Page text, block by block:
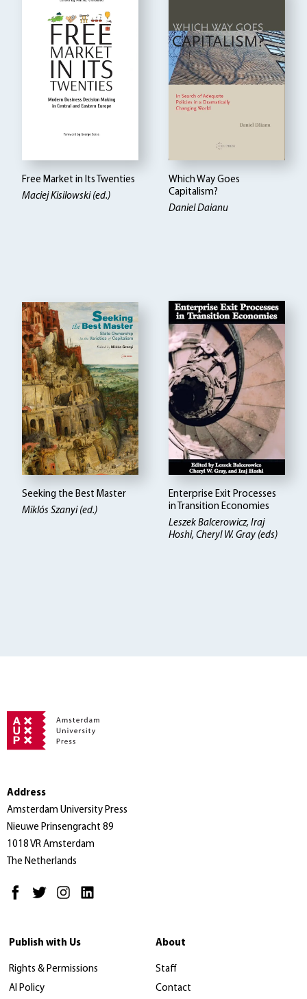
Free Market in Its Twenties
Maciej Kisilowski (ed.)
Which Way Goes
Capitalism?
Daniel Daianu
Seeking the Best Master
Miklós Szanyi (ed.)
Enterprise Exit Processes
in Transition Economies
Leszek Balcerowicz Iraj
Hoshi, Cheryl W. Gray (eds)
Address
Amsterdam University Press
Nieuwe Prinsengracht 89
1018 VR Amsterdam
The Netherlands
Publish with Us
Rights & Permissions
AI Policy
About
Staff
Contact